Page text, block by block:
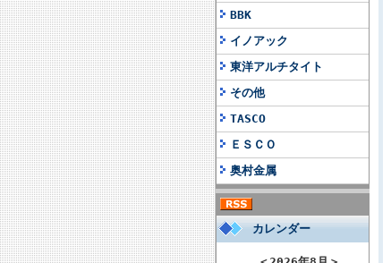
BBK
イノアック
東洋アルチタイト
その他
TASCO
ＥＳＣＯ
奥村金属
カレンダー